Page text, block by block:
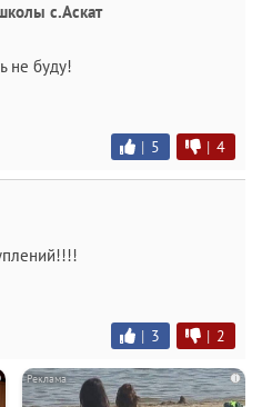
с.Аскат
не буду!
| 5 | 4
| 3 | 2
i